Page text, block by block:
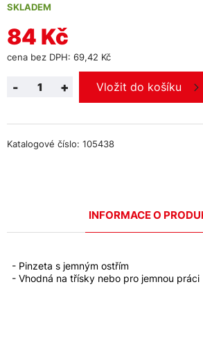
SKLADEM
84 Kč
cena bez DPH: 69,42 Kč
+
- Vložit do košíku
Katalogové číslo: 105438
INFORMACE O
- Pinzeta s jemným ostřím
- Vhodná na třísky nebo pro jemnou práci